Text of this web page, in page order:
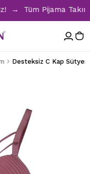
Tüm Pijama
Desteksiz C Kap Sütyen